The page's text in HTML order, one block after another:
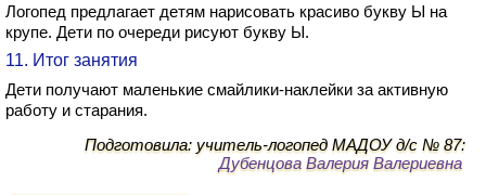
Логопед предлагает детям нарисовать красиво букву Ы на
крупе. Дети по очереди рисуют букву Ы.
11. Итог занятия
Дети получают маленькие смайлики-наклейки за активную
работу и старания.
Подготовила: учитель-логопед МАДОУ д/с № 87:
Дубенцова Валерия Валериевна